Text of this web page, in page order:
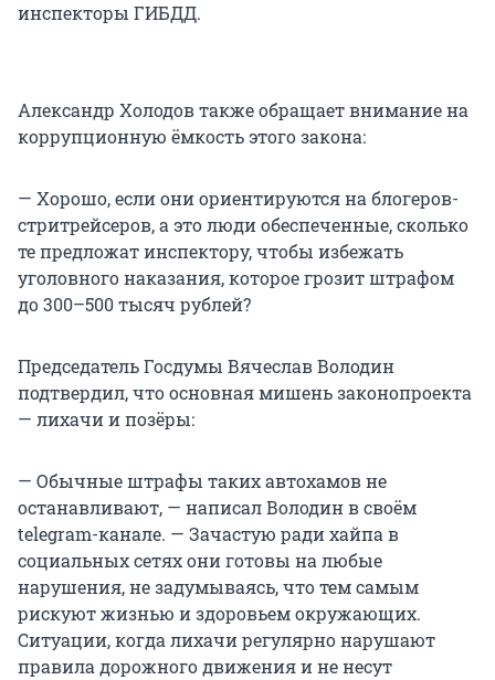
инспекторы ГИБДД.
Александр Холодов также обращает внимание на
коррупционную ёмкость этого закона:
— Хорошо, если они ориентируются на блогеров-
стритрейсеров, а это люди обеспеченные, сколько
те предложат инспектору, чтобы избежать
уголовного наказания, которое грозит штрафом
до 300–500 тысяч рублей?
Председатель Госдумы Вячеслав Володин
подтвердил, что основная мишень законопроекта
— лихачи и позёры:
— Обычные штрафы таких автохамов не
останавливают, — написал Володин в своём
telegram-канале. — Зачастую ради хайпа в
социальных сетях они готовы на любые
нарушения, не задумываясь, что тем самым
рискуют жизнью и здоровьем окружающих.
Ситуации, когда лихачи регулярно нарушают
правила дорожного движения и не несут